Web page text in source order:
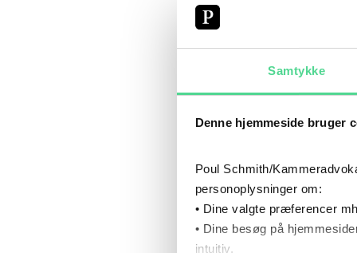
Samtykke
Denne hjemmeside bruger
Poul Schmith/
personoplysninger om:
• Dine valgte præferencer
• Dine besøg på
intuitiv.